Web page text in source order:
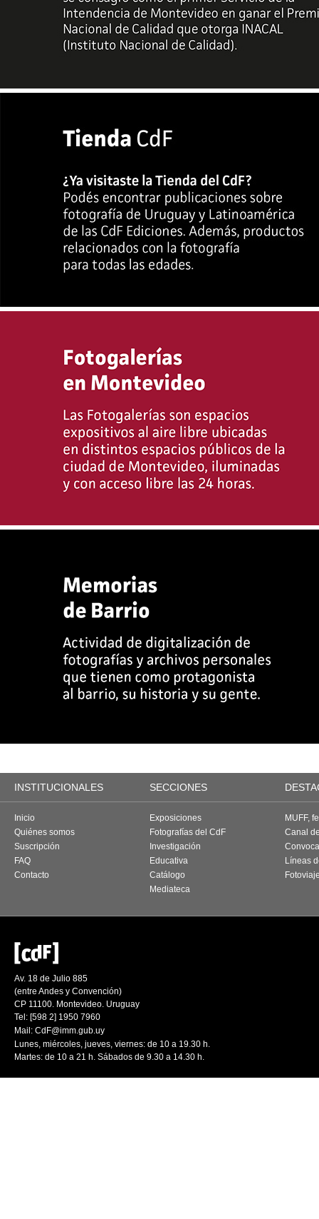
INSTITUCIONALES SECCIONES
Inicio
Quiénes somos
Suscripción
FAQ
Contacto
Exposiciones
Fotografías del CdF
Investigación
Educativa
Catálogo
Mediateca
MUFF,
Canal
Líneas
Av. 18 de Julio 885
(entre Andes y Convención)
CP 11100. Montevideo. Uruguay
Tel: [598 2] 1950 7960
Mail: CdF@imm.gub.uy
Lunes, miércoles, jueves, viernes: de 10 a 19.30 h.
Martes: de 10 a 21 h. Sábados de 9.30 a 14.30 h.